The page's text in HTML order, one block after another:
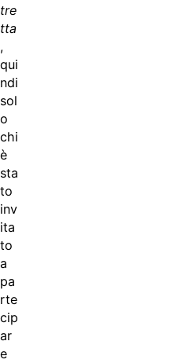
tre
tta
,
qui
ndi
sol
o
chi
è
sta
to
inv
ita
to
a
pa
rte
cip
ar
e